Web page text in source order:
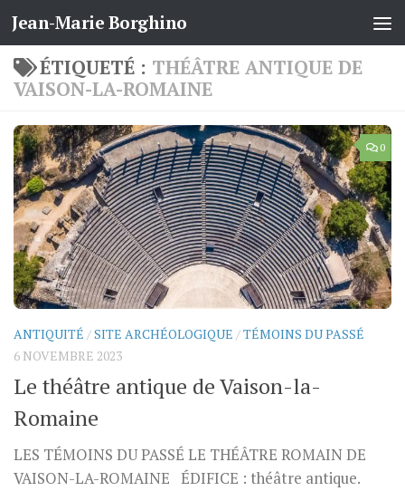
Skip to content
Jean-Marie Borghino
ÉTIQUETÉ : THÉÂTRE ANTIQUE DE
VAISON-LA-ROMAINE
0
ANTIQUITÉ /SITE ARCHÉOLOGIQUE /TÉMOINS DU PASSÉ
6 NOVEMBRE 2023
Le théâtre antique de Vaison-la-
Romaine
LES TÉMOINS DU PASSÉ LE THÉÂTRE ROMAIN DE
VAISON-LA-ROMAINE ÉDIFICE : théâtre antique.